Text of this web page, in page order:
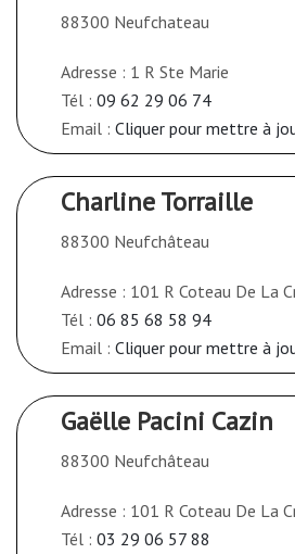
88300 Neufchateau
Adresse : 1 R Ste Marie
Tél : 09 62 29 06 74
Email : Cliquer pour mettre à
Charline Torraille
88300 Neufchâteau
Adresse : 101 R Coteau De La
Tél : 06 85 68 58 94
Email : Cliquer pour mettre à
Gaëlle Pacini Cazin
88300 Neufchâteau
Adresse : 101 R Coteau De La
Tél : 03 29 06 57 88